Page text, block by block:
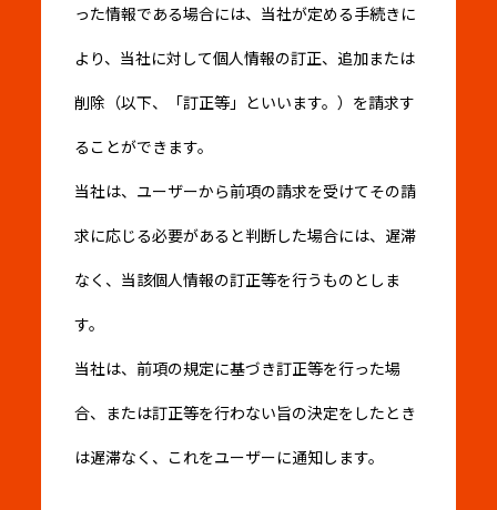
った情報である場合には、当社が定める手続きに
より、当社に対して個人情報の訂正、追加または
削除（以下、「訂正等」といいます。）を請求す
ることができます。
当社は、ユーザーから前項の請求を受けてその請
求に応じる必要があると判断した場合には、遅滞
なく、当該個人情報の訂正等を行うものとしま
す。
当社は、前項の規定に基づき訂正等を行った場
合、または訂正等を行わない旨の決定をしたとき
は遅滞なく、これをユーザーに通知します。